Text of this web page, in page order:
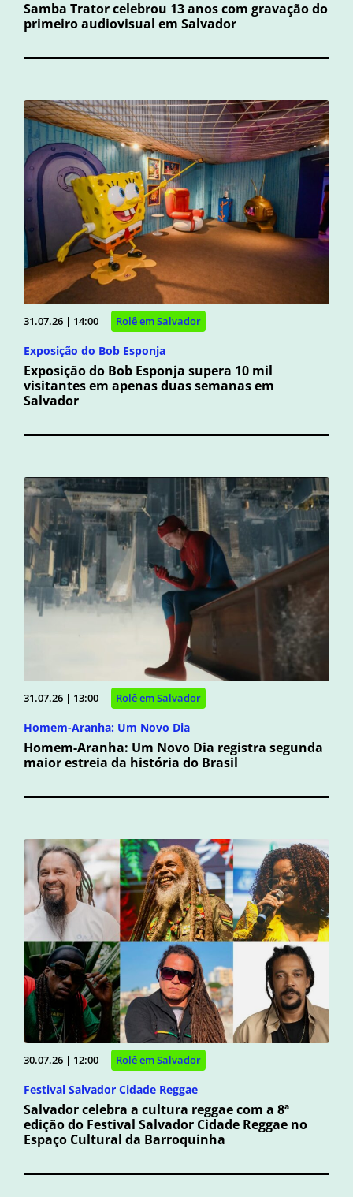
Samba Trator celebrou 13 anos com gravação do
primeiro audiovisual em Salvador
31.07.26 | 14:00 Rolê em Salvador
Exposição do Bob Esponja
Exposição do Bob Esponja supera 10 mil
visitantes em apenas duas semanas em
Salvador
31.07.26 | 13:00 Rolê em Salvador
Homem-Aranha: Um Novo Dia
Homem-Aranha: Um Novo Dia registra segunda
maior estreia da história do Brasil
30.07.26 | 12:00 Rolê em Salvador
Festival Salvador Cidade Reggae
Salvador celebra a cultura reggae com a 8ª
edição do Festival Salvador Cidade Reggae no
Espaço Cultural da Barroquinha